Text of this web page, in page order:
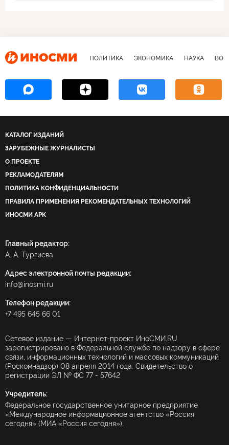
ПОЛИТИКА ЭКОНОМИКА НАУКА
КАТАЛОГ ИЗДАНИЙ
ЗАРУБЕЖНЫЕ ЖУРНАЛИСТЫ
О ПРОЕКТЕ
РЕКЛАМОДАТЕЛЯМ
ПОЛИТИКА КОНФИДЕНЦИАЛЬНОСТИ
ПРАВИЛА ПРИМЕНЕНИЯ РЕКОМЕНДАТЕЛЬНЫХ ТЕХНОЛОГИЙ
ИНОСМИ APK
Главный редактор:
А. А. Тургиева
Адрес электронной почты редакции:
info@inosmi.ru
Телефон редакции:
+7 495 645 66 01
Сетевое издание — Интернет-проект ИноСМИ.RU
зарегистрировано в Федеральной службе по надзору в сфере
связи, информационных технологий и массовых коммуникаций
(Роскомнадзор) 08 апреля 2014 года. Свидетельство о
регистрации ЭЛ № ФС 77 - 57642
Учредитель:
Федеральное государственное унитарное предприятие
«Международное информационное агентство «Россия
сегодня» (МИА «Россия сегодня»).